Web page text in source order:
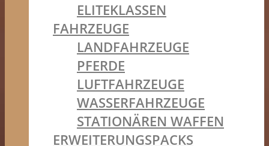
ELITEKLASSEN
FAHRZEUGE
LANDFAHRZEUGE
PFERDE
LUFTFAHRZEUGE
WASSERFAHRZEUGE
STATIONÄREN WAFFEN
ERWEITERUNGSPACKS